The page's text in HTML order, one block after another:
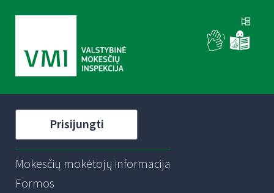
Prisijungti
Mokesčių mokėtojų informacija
Formos